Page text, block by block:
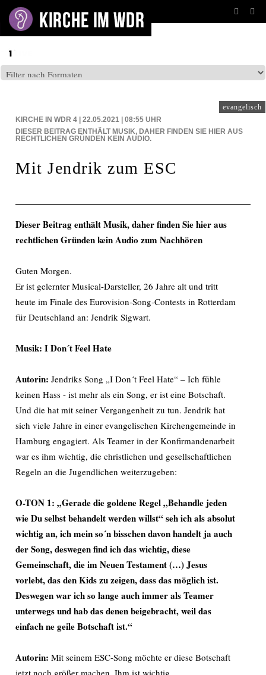
evangelisch
KIRCHE IN WDR 4 | 22.05.2021 | 08:55 UHR
DIESER BEITRAG ENTHÄLT MUSIK, DAHER FINDEN SIE HIER AUS
RECHTLICHEN GRÜNDEN KEIN AUDIO.
Mit Jendrik zum ESC
Dieser Beitrag enthält Musik, daher finden Sie hier aus
rechtlichen Gründen kein Audio zum Nachhören
Guten Morgen.
Er ist gelernter Musical-Darsteller, 26 Jahre alt und tritt
heute im Finale des Eurovision-Song-Contests in Rotterdam
für Deutschland an: Jendrik Sigwart.
Musik: I Don´t Feel Hate
Autorin: Jendriks Song „I Don´t Feel Hate“ – Ich fühle
keinen Hass - ist mehr als ein Song, er ist eine Botschaft.
Und die hat mit seiner Vergangenheit zu tun. Jendrik hat
sich viele Jahre in einer evangelischen Kirchengemeinde in
Hamburg engagiert. Als Teamer in der Konfirmandenarbeit
war es ihm wichtig, die christlichen und gesellschaftlichen
Regeln an die Jugendlichen weiterzugeben:
O-TON 1: „Gerade die goldene Regel „Behandle jeden
wie Du selbst behandelt werden willst“ seh ich als absolut
wichtig an, ich mein so´n bisschen davon handelt ja auch
der Song, deswegen find ich das wichtig, diese
Gemeinschaft, die im Neuen Testament (…) Jesus
vorlebt, das den Kids zu zeigen, dass das möglich ist.
Deswegen war ich so lange auch immer als Teamer
unterwegs und hab das denen beigebracht, weil das
einfach ne geile Botschaft ist.“
Autorin: Mit seinem ESC-Song möchte er diese Botschaft
jetzt noch größer machen. Ihm ist wichtig…